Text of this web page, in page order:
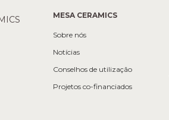
MESA CERAMICS
Sobre nós
Notícias
Conselhos de utilização
Projetos co-financiados